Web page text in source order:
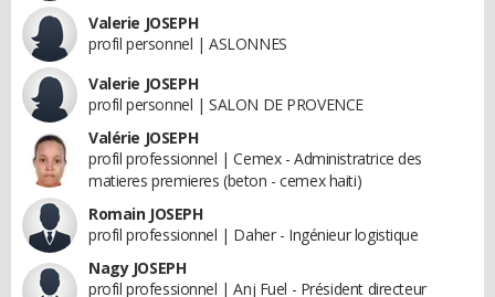
Valerie JOSEPH
profil personnel | ASLONNES
Valerie JOSEPH
profil personnel | SALON DE PROVENCE
Valérie JOSEPH
profil professionnel | Cemex - Administratrice des
matieres premieres (beton - cemex haiti)
Romain JOSEPH
profil professionnel | Daher - Ingénieur logistique
Nagy JOSEPH
profil professionnel | Anj Fuel - Président directeur